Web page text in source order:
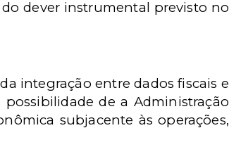
dever instrumental previsto no
integração entre dados fiscais e
de a Administração
subjacente às operações,